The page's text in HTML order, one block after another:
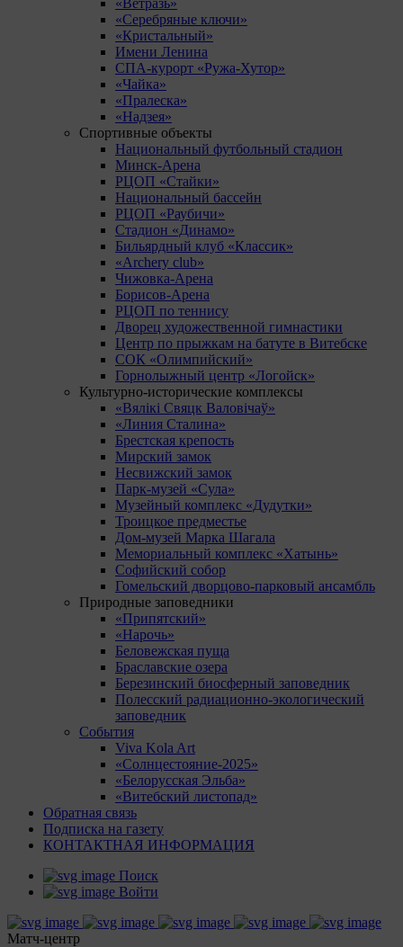
«Ветразь»
«Серебряные ключи»
«Кристальный»
Имени Ленина
СПА-курорт «Ружа-Хутор»
«Чайка»
«Пралеска»
«Надзея»
Спортивные объекты
Национальный футбольный стадион
Минск-Арена
РЦОП «Стайки»
Национальный бассейн
РЦОП «Раубичи»
Стадион «Динамо»
Бильярдный клуб «Классик»
«Archery club»
Чижовка-Арена
Борисов-Арена
РЦОП по теннису
Дворец художественной гимнастики
Центр по прыжкам на батуте в Витебске
СОК «Олимпийский»
Горнолыжный центр «Логойск»
Культурно-исторические комплексы
«Вялікі Свяцк Валовічаў»
«Линия Сталина»
Брестская крепость
Мирский замок
Несвижский замок
Парк-музей «Сула»
Музейный комплекс «Дудутки»
Троицкое предместье
Дом-музей Марка Шагала
Мемориальный комплекс «Хатынь»
Софийский собор
Гомельский дворцово-парковый ансамбль
Природные заповедники
«Припятский»
«Нарочь»
Беловежская пуща
Браславские озера
Березинский биосферный заповедник
Полесский радиационно-экологический
заповедник
События
Viva Kola Art
«Солнцестояние-2025»
«Белорусская Эльба»
«Витебский листопад»
Обратная связь
Подписка на газету
КОНТАКТНАЯ ИНФОРМАЦИЯ
Поиск
Войти
Матч-центр